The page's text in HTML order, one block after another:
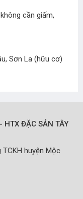
cần giấm,
Sơn La (hữu cơ)
HTX ĐẶC SẢN TÂY
TCKH huyện Mộc